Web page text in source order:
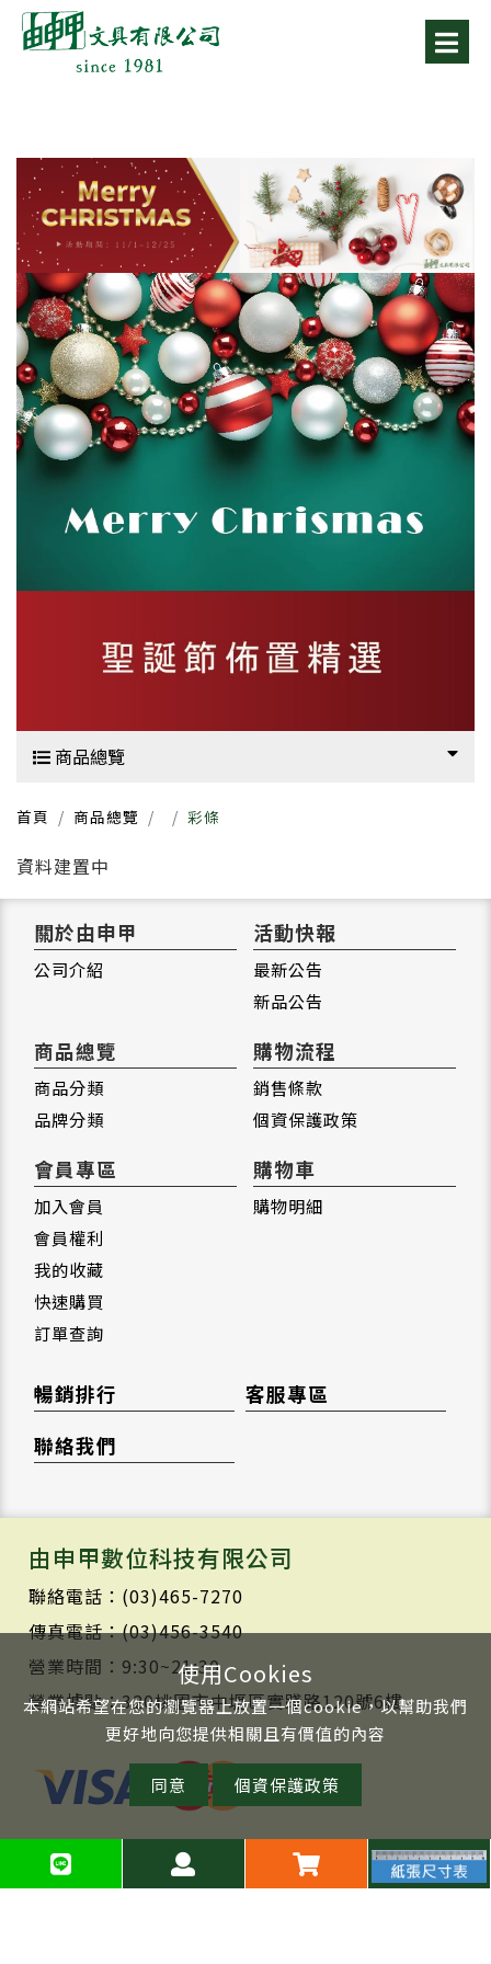
商品總覽
首頁 商品總覽 彩條
資料建置中
關於由申甲
公司介紹
活動快報
最新公告
新品公告
商品總覽
商品分類
品牌分類
購物流程
銷售條款
個資保護政策
會員專區
加入會員
會員權利
我的收藏
快速購買
訂單查詢
購物車
購物明細
暢銷排行
客服專區
聯絡我們
由申甲數位科技有限公司
聯絡電話：(03)465-7270
傳真電話：(03)456-3540
營業時間：9:30~21:30
營業據點：320桃園市中壢區實踐路120號6樓
Copyright © 2020 由申甲數位科技有限公司 All Rights
Reserved.TSG 網頁設計
使用Cookies
本網站希望在您的瀏覽器上放置一個cookie，以幫助我們
更好地向您提供相關且有價值的內容
同意 個資保護政策